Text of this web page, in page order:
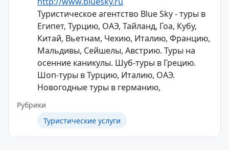
Туристическое агентство Blue Sky - туры в
Египет, Турцию, ОАЭ, Тайланд, Гоа, Кубу,
Китай, Вьетнам, Чехию, Италию, Францию,
Мальдивы, Сейшелы, Австрию. Туры на
осенние каникулы. Шуб-туры в Грецию.
Шоп-туры в Турцию, Италию, ОАЭ.
Новогодные туры в германию,
Рубрики
Туристические услуги